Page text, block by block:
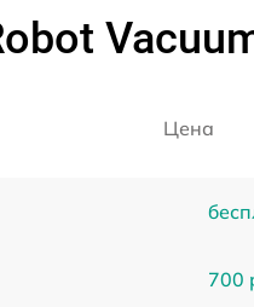
Цена
700